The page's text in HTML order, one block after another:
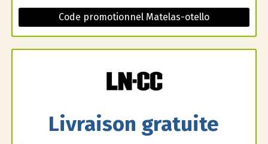
Code promotionnel Matelas-otello
Livraison gratuite